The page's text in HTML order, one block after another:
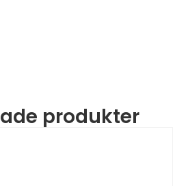
produkter